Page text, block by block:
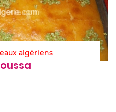
algériens